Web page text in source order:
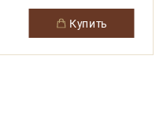
купить